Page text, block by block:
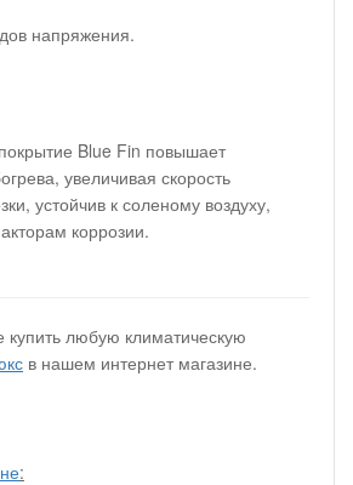
напряжения.
Blue Fin повышает
увеличивая скорость
устойчив к соленому воздуху,
коррозии.
купить любую климатическую
в нашем интернет магазине.
: